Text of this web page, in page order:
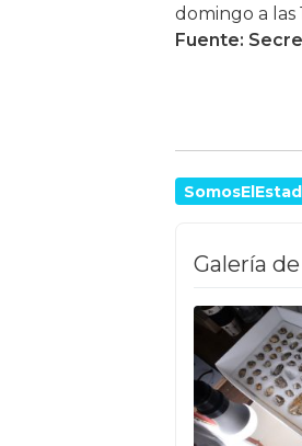
domingo a las
Fuente:
Galería